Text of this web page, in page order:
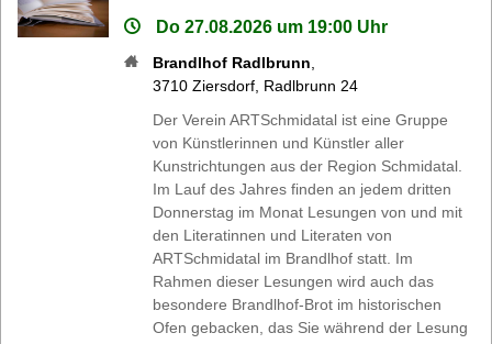
Do 27.08.2026 um 19:00 Uhr
Brandlhof Radlbrunn
3710 Ziersdorf Radlbrunn 24
Der Verein ARTSchmidatal ist eine Gruppe
von Künstlerinnen und Künstler aller
Kunstrichtungen aus der Region Schmidatal.
Im Lauf des Jahres finden an jedem dritten
Donnerstag im Monat Lesungen von und mit
den Literatinnen und Literaten von
ARTSchmidatal im Brandlhof statt. Im
Rahmen dieser Lesungen wird auch das
besondere Brandlhof-Brot im historischen
Ofen gebacken, das Sie während der Lesung